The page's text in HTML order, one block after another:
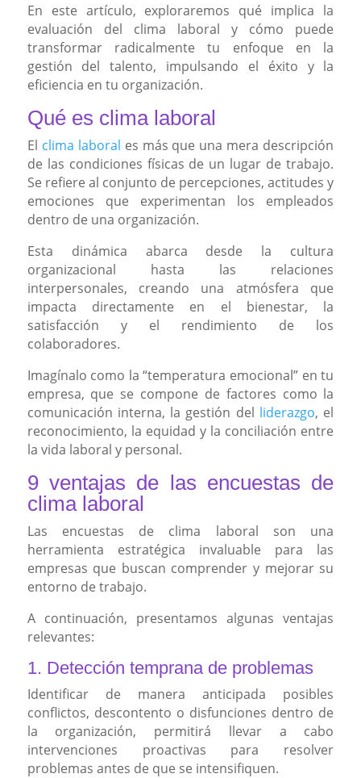
En este artículo, exploraremos qué implica la
evaluación del clima laboral y cómo puede
transformar radicalmente tu enfoque en la
gestión del talento, impulsando el éxito y la
eficiencia en tu organización.
Qué es clima laboral
El clima laboral es más que una mera descripción
de las condiciones físicas de un lugar de trabajo.
Se refiere al conjunto de percepciones, actitudes y
emociones que experimentan los empleados
dentro de una organización.
Esta dinámica abarca desde la cultura
organizacional hasta las relaciones
interpersonales, creando una atmósfera que
impacta directamente en el bienestar, la
satisfacción y el rendimiento de los
colaboradores.
Imagínalo como la “temperatura emocional” en tu
empresa, que se compone de factores como la
comunicación interna, la gestión del liderazgo, el
reconocimiento, la equidad y la conciliación entre
la vida laboral y personal.
9 ventajas de las encuestas de
clima laboral
Las encuestas de clima laboral son una
herramienta estratégica invaluable para las
empresas que buscan comprender y mejorar su
entorno de trabajo.
A continuación, presentamos algunas ventajas
relevantes:
1. Detección temprana de problemas
Identificar de manera anticipada posibles
conflictos, descontento o disfunciones dentro de
la organización, permitirá llevar a cabo
intervenciones proactivas para resolver
problemas antes de que se intensifiquen.